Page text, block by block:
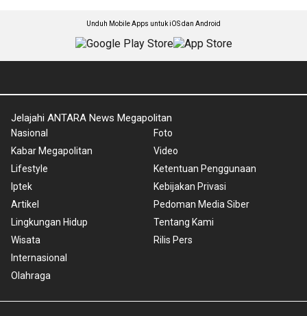
Unduh Mobile Apps untuk iOS dan Android
Jelajahi ANTARA News Megapolitan
Nasional
Kabar Megapolitan
Lifestyle
Iptek
Artikel
Lingkungan Hidup
Wisata
Internasional
Olahraga
Foto
Video
Ketentuan Penggunaan
Kebijakan Privasi
Pedoman Media Siber
Tentang Kami
Rilis Pers